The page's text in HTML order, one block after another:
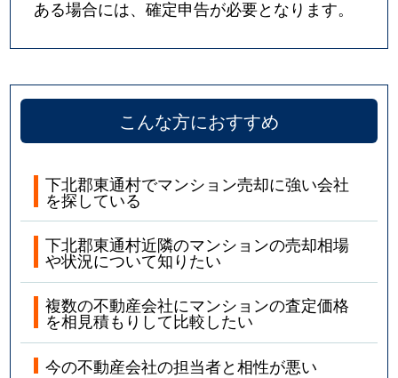
ある場合には、確定申告が必要となります。
こんな方におすすめ
下北郡東通村でマンション売却に強い会社
を探している
下北郡東通村近隣のマンションの売却相場
や状況について知りたい
複数の不動産会社にマンションの査定価格
を相見積もりして比較したい
今の不動産会社の担当者と相性が悪い